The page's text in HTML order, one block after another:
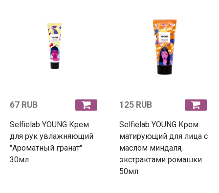
67 RUB
Selfielab YOUNG Крем
для рук увлажняющий
"Ароматный гранат"
30мл
125 RUB
Selfielab YOUNG Крем
матирующий для лица с
маслом миндаля,
экстрактами ромашки
50мл